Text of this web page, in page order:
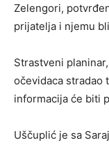
Zelengori,
prijatelja i njemu
Strastveni
očevidaca stradao
informacija će biti
Uščuplić je sa